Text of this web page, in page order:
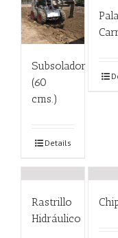
Subsolador
(60
cms.)
Details
Rastrillo
Hidráulico